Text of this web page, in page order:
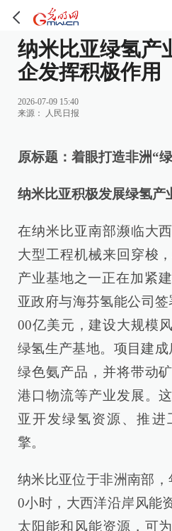
纳米比亚绿氢产
企发挥积极作用
2026-07-09 15:40
来源：
人民日报
原标题：着眼打造非洲“
纳米比亚积极发展绿氢产
在纳米比亚南部濒临大
大型工程机械来回穿梭
产业基地之一正在加紧
亚政府与海芬氢能公司
00亿美元，建设大规模
绿氢生产基地。项目建
绿色氨产品，并将带动
港口物流等产业发展。
亚开发绿氢资源、推进
擎。
纳米比亚位于非洲南部
0小时，大西洋沿岸风能
太阳能和风能资源，可